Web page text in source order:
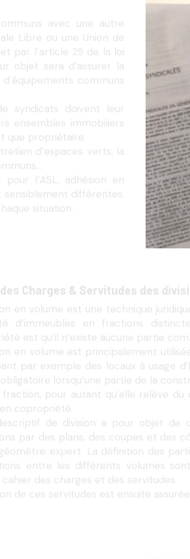
avec une autre
Libre ou une Union de
par l’article 29 de la loi
objet sera d’assurer la
communs
syndicats doivent leur
ensembles immobiliers
que propriétaire.
d’espaces verts, la
l’ASL, adhésion en
sensiblement différentes.
situation.
en volume est une technique
d’immeubles en fractions
est qu’il n’existe aucune partie
en volume est principalement
par exemple des locaux à usage
lorsqu’une partie de la
fraction, pour autant qu’elle relève du
copropriété.
de division a pour objet de
par des plans, des coupes et des
expert. La définition des
entre les différents volumes
cahier des charges et des servitudes.
de ces servitudes est ensuite